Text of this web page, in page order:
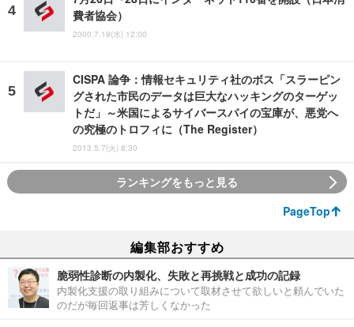
費者協会）
2000.7.19(水) 12:00
CISPA 論争：情報セキュリティ社のボス「スラーピン
グされた市民のデータは巨大なハッキングのターゲッ
トだ」～米国によるサイバースパイの宝庫が、悪党へ
の究極のトロフィに（The Register）
2013.5.7(火) 8:30
ランキングをもっと見る
PageTop
編集部おすすめ
脆弱性診断の内製化、失敗と再挑戦と成功の記録
内製化支援の取り組みについて取材させて欲しいと頼んでいた
のだが毎回返事は芳しくなかった